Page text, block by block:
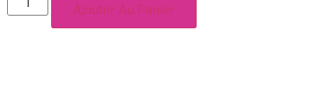
Ajouter Au Panier